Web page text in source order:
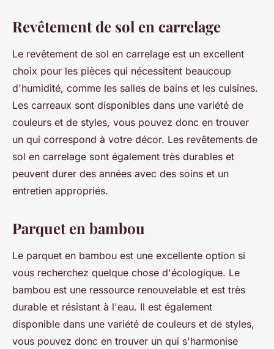
Revêtement de sol en carrelage
Le revêtement de sol en carrelage est un excellent
choix pour les pièces qui nécessitent beaucoup
d'humidité, comme les salles de bains et les cuisines.
Les carreaux sont disponibles dans une variété de
couleurs et de styles, vous pouvez donc en trouver
un qui correspond à votre décor. Les revêtements de
sol en carrelage sont également très durables et
peuvent durer des années avec des soins et un
entretien appropriés.
Parquet en bambou
Le parquet en bambou est une excellente option si
vous recherchez quelque chose d'écologique. Le
bambou est une ressource renouvelable et est très
durable et résistant à l'eau. Il est également
disponible dans une variété de couleurs et de styles,
vous pouvez donc en trouver un qui s'harmonise